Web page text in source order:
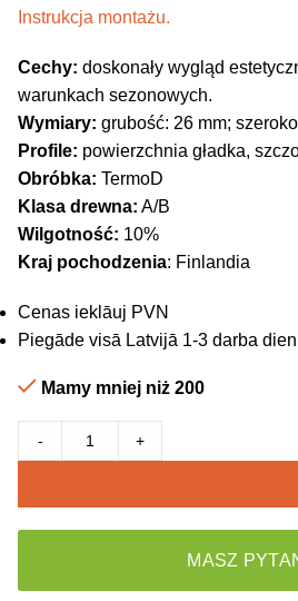
Instrukcja montażu.
Cechy: doskonały wygląd
warunkach sezonowych.
Wymiary: grubość: 26 mm;
Profile: powierzchnia gładka,
Obróbka: TermoD
Klasa drewna: A/B
Wilgotność: 10%
Kraj pochodzenia: Finlandia
Cenas ieklāuj PVN
Piegāde visā Latvijā 1-3 darba
Mamy mniej niż 200
- +
MASZ